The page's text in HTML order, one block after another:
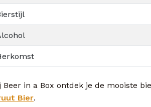
Beer in a Box ontdek je de mooiste
Bier.